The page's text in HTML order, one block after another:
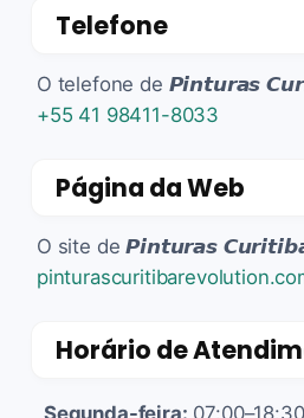
Telefone
O telefone de 𝙋𝙞𝙣𝙩𝙪𝙧𝙖𝙨
+55 41 98411-8033
Página da Web
O site de 𝙋𝙞𝙣𝙩𝙪𝙧𝙖𝙨
Horário de
Segunda-feira: 07:00–18:30